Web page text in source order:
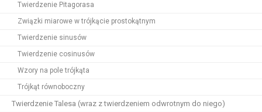
Twierdzenie Pitagorasa
Związki miarowe w trójkącie prostokątnym
Twierdzenie sinusów
Twierdzenie cosinusów
Wzory na pole trójkąta
Trójkąt równoboczny
Twierdzenie Talesa (wraz z twierdzeniem odwrotnym do niego)